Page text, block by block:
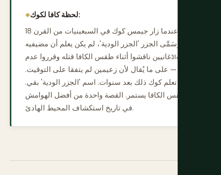
لحظة كافا لكوك:
عندما زار جيمس كوك في السبعينيات من القرن 18
وسَمَّى الجزر 'الجزر الودية'، لم يكن يعلم أن مضيفيه
التונغانيين ناقشوا أثناء طقس الكافا قتله وقرروا عدم
ذلك — على ما يُقال لأن زعيمين لم يتفقا على التوقيت.
تعلم كوك ذلك بعد سنوات. اسم 'الجزر الودية' بقي.
طقس الكافا يستمر. القصة واحدة من أفضل الهوامش
في تاريخ استكشاف المحيط الهادئ.